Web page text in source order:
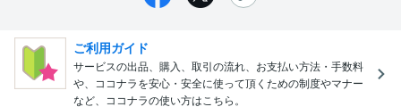
ご利用ガイド
サービスの出品、購入、取引の流れ、お支払い方法・手数料
や、ココナラを安心・安全に使って頂くための制度やマナー
など、ココナラの使い方はこちら。